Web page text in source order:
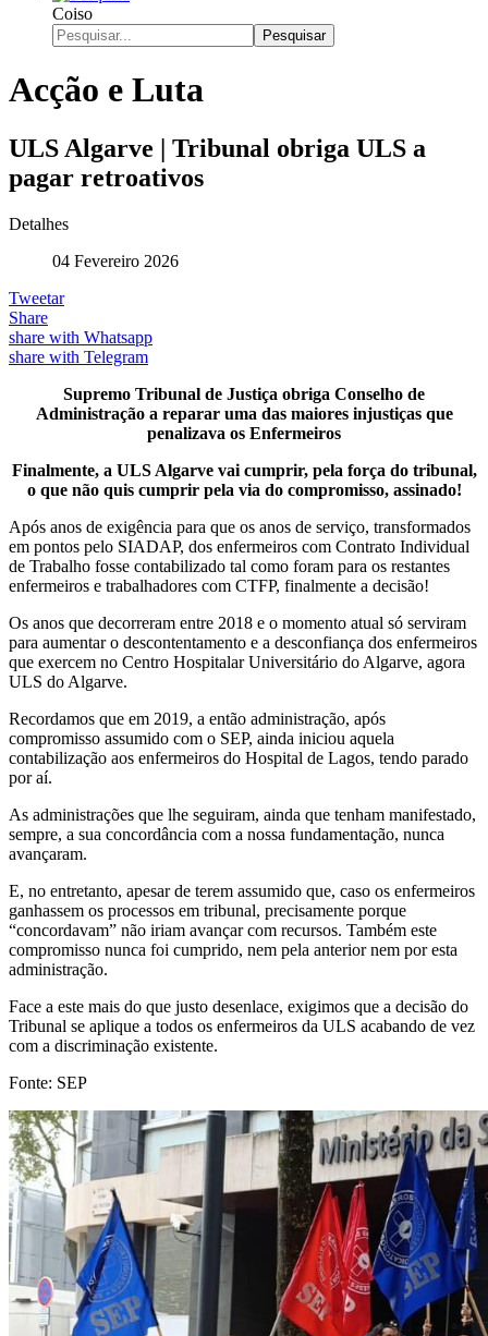
Coiso
Pesquisar
Acção e Luta
ULS Algarve | Tribunal obriga ULS a
pagar retroativos
Detalhes
04 Fevereiro 2026
Tweetar
Share
share with Whatsapp
share with Telegram
Supremo Tribunal de Justiça obriga Conselho de
Administração a reparar uma das maiores injustiças que
penalizava os Enfermeiros
Finalmente, a ULS Algarve vai cumprir, pela força do tribunal,
o que não quis cumprir pela via do compromisso, assinado!
Após anos de exigência para que os anos de serviço, transformados
em pontos pelo SIADAP, dos enfermeiros com Contrato Individual
de Trabalho fosse contabilizado tal como foram para os restantes
enfermeiros e trabalhadores com CTFP, finalmente a decisão!
Os anos que decorreram entre 2018 e o momento atual só serviram
para aumentar o descontentamento e a desconfiança dos enfermeiros
que exercem no Centro Hospitalar Universitário do Algarve, agora
ULS do Algarve.
Recordamos que em 2019, a então administração, após
compromisso assumido com o SEP, ainda iniciou aquela
contabilização aos enfermeiros do Hospital de Lagos, tendo parado
por aí.
As administrações que lhe seguiram, ainda que tenham manifestado,
sempre, a sua concordância com a nossa fundamentação, nunca
avançaram.
E, no entretanto, apesar de terem assumido que, caso os enfermeiros
ganhassem os processos em tribunal, precisamente porque
“concordavam” não iriam avançar com recursos. Também este
compromisso nunca foi cumprido, nem pela anterior nem por esta
administração.
Face a este mais do que justo desenlace, exigimos que a decisão do
Tribunal se aplique a todos os enfermeiros da ULS acabando de vez
com a discriminação existente.
Fonte: SEP